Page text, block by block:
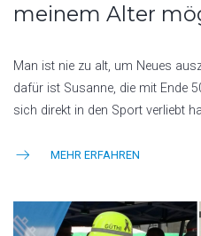
meinem Alter
Man ist nie zu alt, um Neues
dafür ist Susanne, die mit Ende
sich direkt in den Sport verliebt
MEHR ERFAHREN